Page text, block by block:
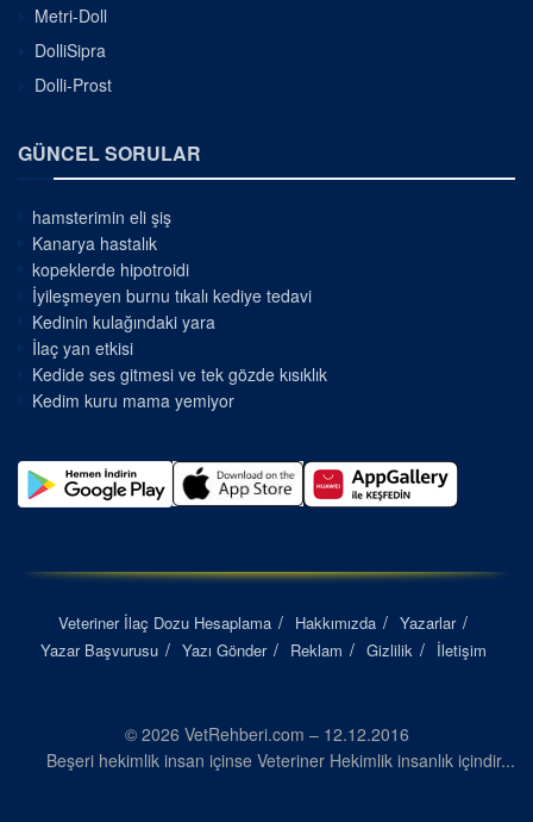
Metri-Doll
DolliSipra
Dolli-Prost
GÜNCEL SORULAR
hamsterimin eli şiş
Kanarya hastalık
kopeklerde hipotroidi
İyileşmeyen burnu tıkalı kediye tedavi
Kedinin kulağındaki yara
İlaç yan etkisi
Kedide ses gitmesi ve tek gözde kısıklık
Kedim kuru mama yemiyor
Veteriner İlaç Dozu Hesaplama Hakkımızda
Yazarlar
Yazar Başvurusu
Yazı Gönder Reklam Gizlilik İletişim
© 2026 VetRehberi.com – 12.12.2016
Beşeri hekimlik insan içinse Veteriner Hekimlik insanlık içindir...